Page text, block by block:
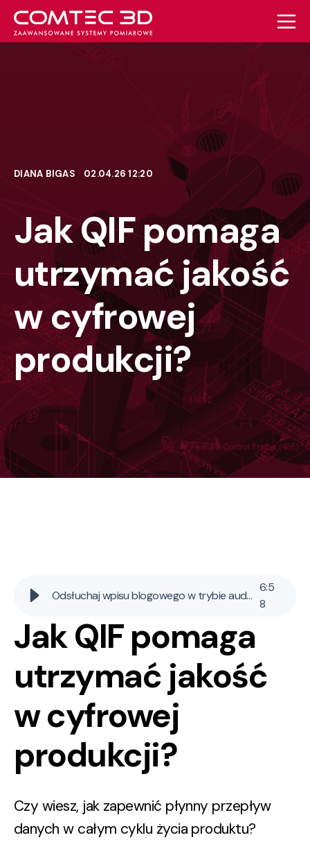
DIANA BIGAS 02.04.26 12:20
Jak QIF pomaga
utrzymać jakość
w cyfrowej
produkcji?
Odsłuchaj wpisu blogowego w trybie audio AI
6:5
8
Jak QIF pomaga
utrzymać jakość
w cyfrowej
produkcji?
Czy wiesz, jak zapewnić płynny przepływ
danych w całym cyklu życia produktu?